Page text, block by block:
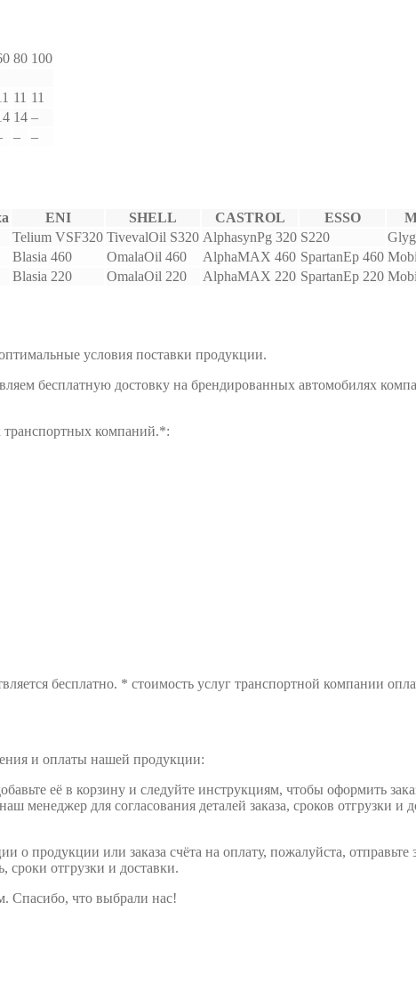
80 100
11 11
14 –
– –
ENI SHELL CASTROL ESSO
Telium VSF320 TivevalOil S320 AlphasynPg 320 S220
Blasia 460 OmalaOil 460 AlphaMAX 460 SpartanEp 460
Blasia 220 OmalaOil 220 AlphaMAX 220 SpartanEp 220
условия поставки продукции.
бесплатную достовку на брендированных автомобилях
транспортных компаний.*:
бесплатно. * стоимость услуг транспортной компании
и оплаты нашей продукции:
её в корзину и следуйте инструкциям, чтобы оформить
менеджер для согласования деталей заказа, сроков отгрузки
о продукции или заказа счёта на оплату, пожалуйста, отправьте
сроки отгрузки и доставки.
Спасибо, что выбрали нас!